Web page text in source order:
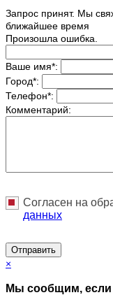
Запрос принят. Мы
ближайшее время
Произошла ошибка.
Ваше имя*:
Город*:
Телефон*:
Комментарий:
Согласен на
данных
Отправить
×
Мы сообщим, если